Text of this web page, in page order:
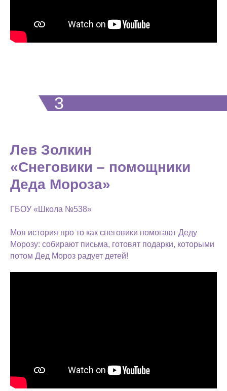
3
Лев Золкин
«Снеговики – помощники
Деда Мороза»
ГБОУ «Школа №538»
Моя история про то как снеговики помогают Деду
Морозу: собирают письма, готовят подарки, которыми
потом Дед Мороз радует детей!